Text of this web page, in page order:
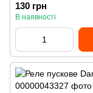
130 грн
В наявності